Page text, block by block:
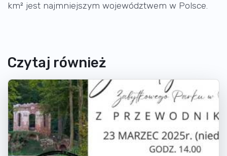
km² jest najmniejszym województwem w Polsce.
Czytaj również